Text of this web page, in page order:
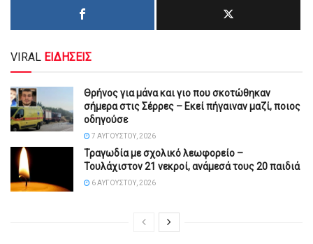
VIRAL ΕΙΔΗΣΕΙΣ
Θρήνος για μάνα και γιο που σκοτώθηκαν
σήμερα στις Σέρρες – Εκεί πήγαιναν μαζί, ποιος
οδηγούσε
7 ΑΥΓΟΎΣΤΟΥ, 2026
Τραγωδία με σχολικό λεωφορείο –
Τουλάχιστον 21 νεκροί, ανάμεσά τους 20 παιδιά
6 ΑΥΓΟΎΣΤΟΥ, 2026